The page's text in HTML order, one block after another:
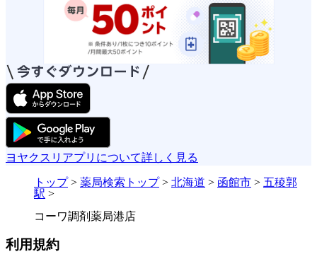
ヨヤクスリアプリについて詳しく見る
トップ> 薬局検索トップ> 北海道 > 函館市 > 五稜郭
駅 >
コーワ調剤薬局港店
利用規約